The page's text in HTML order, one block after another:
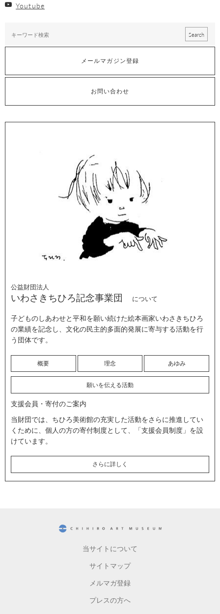
Youtube
メールマガジン登録
お問い合わせ
公益財団法人
いわさきちひろ記念事業団 について
子どものしあわせと平和を願い続けた絵本画家いわさきちひろ
の業績を記念し、文化の民主的多面的発展に寄与する活動を行
う団体です。
概要 理念 あゆみ
願いを伝える活動
支援会員・寄付のご案内
当財団では、ちひろ美術館の充実した活動をさらに推進してい
くために、個人の方の寄付制度として、「支援会員制度」を設
けています。
さらに詳しく
当サイトについて
サイトマップ
メルマガ登録
プレスの方へ